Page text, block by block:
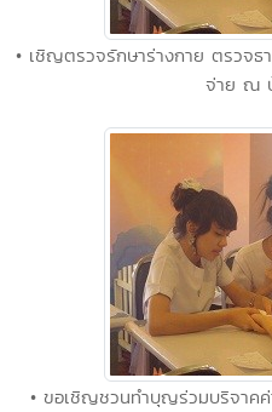
• เชิญตรวจรักษาร่างกาย ตรวจธ
จ่าย ณ
• ขอเชิญชวนทำบุญร่วมบริจาคค่